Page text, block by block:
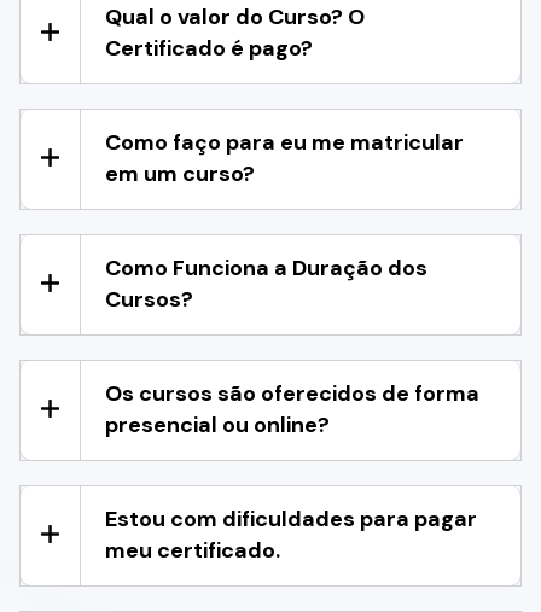
Qual o valor do Curso? O
Certificado é pago?
Como faço para eu me matricular
em um curso?
Como Funciona a Duração dos
Cursos?
Os cursos são oferecidos de forma
presencial ou online?
Estou com dificuldades para pagar
meu certificado.